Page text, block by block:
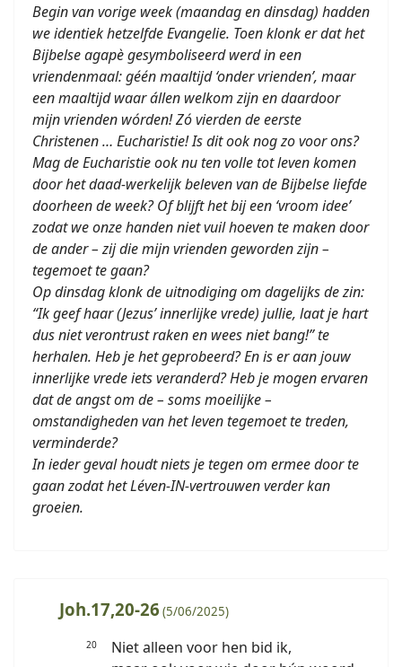
Begin van vorige week (maandag en dinsdag) hadden
we identiek hetzelfde Evangelie. Toen klonk er dat het
Bijbelse agapè gesymboliseerd werd in een
vriendenmaal: géén maaltijd ‘onder vrienden’, maar
een maaltijd waar állen welkom zijn en daardoor
mijn vrienden wórden! Zó vierden de eerste
Christenen … Eucharistie! Is dit ook nog zo voor ons?
Mag de Eucharistie ook nu ten volle tot leven komen
door het daad-werkelijk beleven van de Bijbelse liefde
doorheen de week? Of blijft het bij een ‘vroom idee’
zodat we onze handen niet vuil hoeven te maken door
de ander – zij die mijn vrienden geworden zijn –
tegemoet te gaan?
Op dinsdag klonk de uitnodiging om dagelijks de zin:
“Ik geef haar (Jezus’ innerlijke vrede) jullie, laat je hart
dus niet verontrust raken en wees niet bang!” te
herhalen. Heb je het geprobeerd? En is er aan jouw
innerlijke vrede iets veranderd? Heb je mogen ervaren
dat de angst om de – soms moeilijke –
omstandigheden van het leven tegemoet te treden,
verminderde?
In ieder geval houdt niets je tegen om ermee door te
gaan zodat het Léven-IN-vertrouwen verder kan
groeien.
Joh.17,20-26 (5/06/2025)
20
Niet alleen voor hen bid ik,